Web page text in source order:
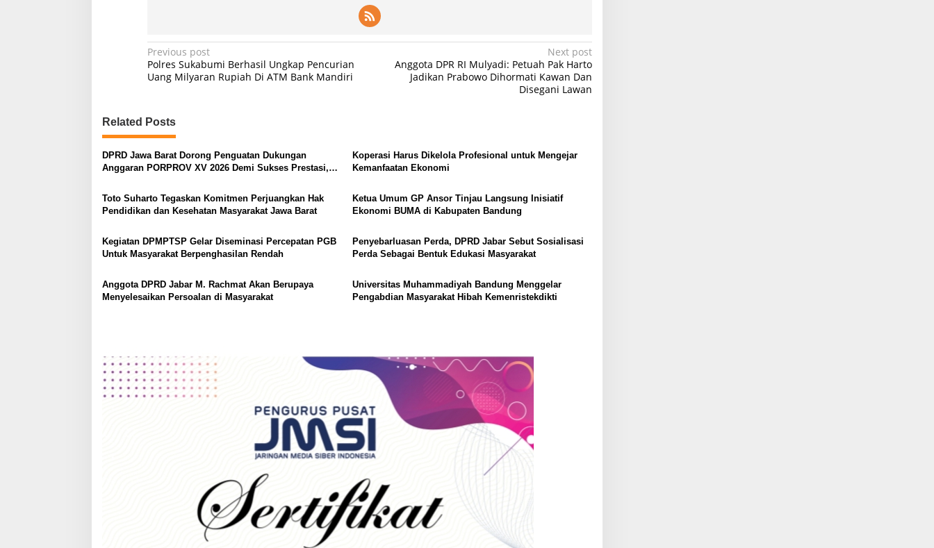
P
o
t
n
a
v
i
g
t
o
Previous post
Polres Sukabumi Berhasil Ungkap Pencurian
Uang Milyaran Rupiah Di ATM Bank Mandiri
Next post
Anggota DPR RI Mulyadi: Petuah Pak Harto
Jadikan Prabowo Dihormati Kawan Dan
Disegani Lawan
Related Posts
DPRD Jawa Barat Dorong Penguatan Dukungan
Anggaran PORPROV XV 2026 Demi Sukses Prestasi,
Koperasi Harus Dikelola Profesional untuk Mengejar
Kemanfaatan Ekonomi
Toto Suharto Tegaskan Komitmen Perjuangkan Hak
Pendidikan dan Kesehatan Masyarakat Jawa Barat
Ketua Umum GP Ansor Tinjau Langsung Inisiatif
Ekonomi BUMA di Kabupaten Bandung
Kegiatan DPMPTSP Gelar Diseminasi Percepatan PGB
Untuk Masyarakat Berpenghasilan Rendah
Penyebarluasan Perda, DPRD Jabar Sebut Sosialisasi
Perda Sebagai Bentuk Edukasi Masyarakat
Anggota DPRD Jabar M. Rachmat Akan Berupaya
Menyelesaikan Persoalan di Masyarakat
Universitas Muhammadiyah Bandung Menggelar
Pengabdian Masyarakat Hibah Kemenristekdikti